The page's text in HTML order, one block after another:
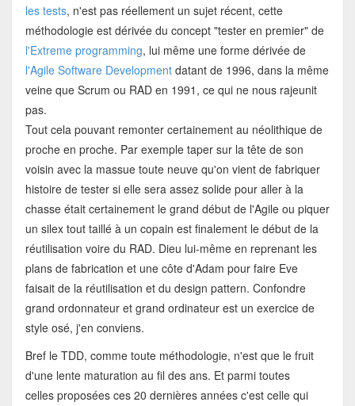
les tests, n'est pas réellement un sujet récent, cette
méthodologie est dérivée du concept "tester en premier" de
l'Extreme programming, lui même une forme dérivée de
l'Agile Software Developmentdatant de 1996, dans la même
veine que Scrum ou RAD en 1991, ce qui ne nous rajeunit
pas.
Tout cela pouvant remonter certainement au néolithique de
proche en proche. Par exemple taper sur la tête de son
voisin avec la massue toute neuve qu'on vient de fabriquer
histoire de tester si elle sera assez solide pour aller à la
chasse était certainement le grand début de l'Agile ou piquer
un silex tout taillé à un copain est finalement le début de la
réutilisation voire du RAD. Dieu lui-même en reprenant les
plans de fabrication et une côte d'Adam pour faire Eve
faisait de la réutilisation et du design pattern. Confondre
grand ordonnateur et grand ordinateur est un exercice de
style osé, j'en conviens.
Bref le TDD, comme toute méthodologie, n'est que le fruit
d'une lente maturation au fil des ans. Et parmi toutes
celles proposées ces 20 dernières années c'est celle qui